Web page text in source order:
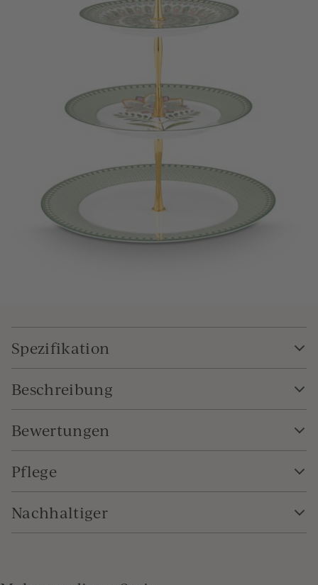
Spezifikation
Beschreibung
Bewertungen
Pflege
Nachhaltiger